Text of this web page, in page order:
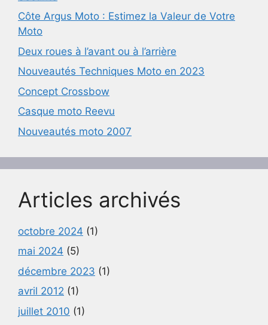
Côte Argus Moto : Estimez la Valeur de Votre
Moto
Deux roues à l’avant ou à l’arrière
Nouveautés Techniques Moto en 2023
Concept Crossbow
Casque moto Reevu
Nouveautés moto 2007
Articles archivés
octobre 2024 (1)
mai 2024 (5)
décembre 2023 (1)
avril 2012 (1)
juillet 2010 (1)